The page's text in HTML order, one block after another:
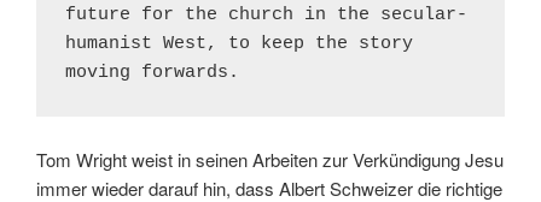
future for the church in the secular-
humanist West, to keep the story
moving forwards.
Tom Wright weist in seinen Arbeiten zur Verkündigung Jesu
immer wieder darauf hin, dass Albert Schweizer die richtige